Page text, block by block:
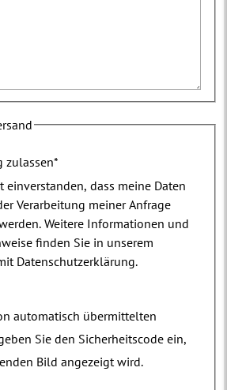
zulassen*
einverstanden, dass meine Daten
Verarbeitung meiner Anfrage
Weitere Informationen und
finden Sie in unserem
Datenschutzerklärung.
automatisch übermittelten
Sie den Sicherheitscode ein,
Bild angezeigt wird.